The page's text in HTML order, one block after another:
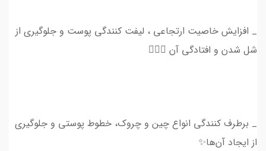
_ افزایش خاصیت ارتجاعی ، لیفت کنندگی پوست و جلوگیری از
شل شدن و افتادگی آن 💆🏻‍♀
_ برطرف کنندگی انواع چین و چروک، خطوط پوستی و جلوگیری
از ایجاد آن‌ها✨